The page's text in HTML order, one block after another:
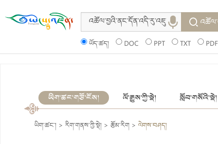
ཡོད་ཚད། DOC PPT TXT PDF
ཡིག་ཚང་གཙོ་ངོས། ལོ་རྒྱུས་ཀྱི་སྡེ། སློབ་གསོའི་སྡེ།
ཡིག་ཚང་། > རིག་གནས་ཀྱི་སྡེ། > རྩོམ་རིག > ལེགས་བཤད།